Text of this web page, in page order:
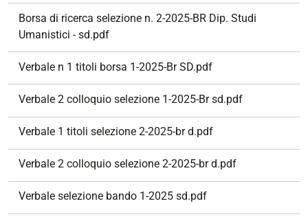
Borsa di ricerca selezione n. 2-2025-BR Dip. Studi
Umanistici - sd.pdf
Verbale n 1 titoli borsa 1-2025-Br SD.pdf
Verbale 2 colloquio selezione 1-2025-Br sd.pdf
Verbale 1 titoli selezione 2-2025-br d.pdf
Verbale 2 colloquio selezione 2-2025-br d.pdf
Verbale selezione bando 1-2025 sd.pdf